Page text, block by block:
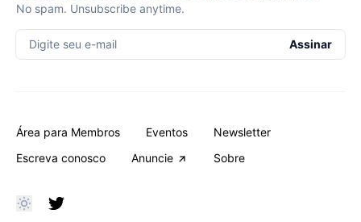
No spam. Unsubscribe anytime.
Digite seu e-mail Assinar
Área para Membros Eventos
Newsletter
Escreva conosco
Anuncie Sobre